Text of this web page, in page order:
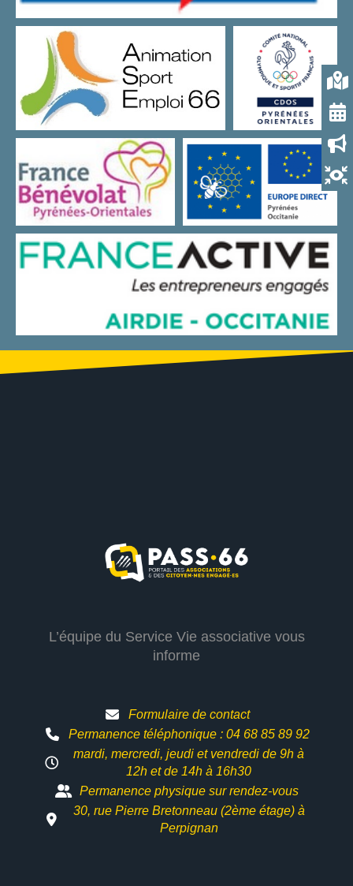
L’équipe du Service Vie associative vous
informe
Formulaire de contact
Permanence téléphonique : 04 68 85 89 92
mardi, mercredi, jeudi et vendredi de 9h à
12h etde 14h à 16h30
Permanence physique sur rendez-vous
30, rue Pierre Bretonneau (2ème étage) à
Perpignan